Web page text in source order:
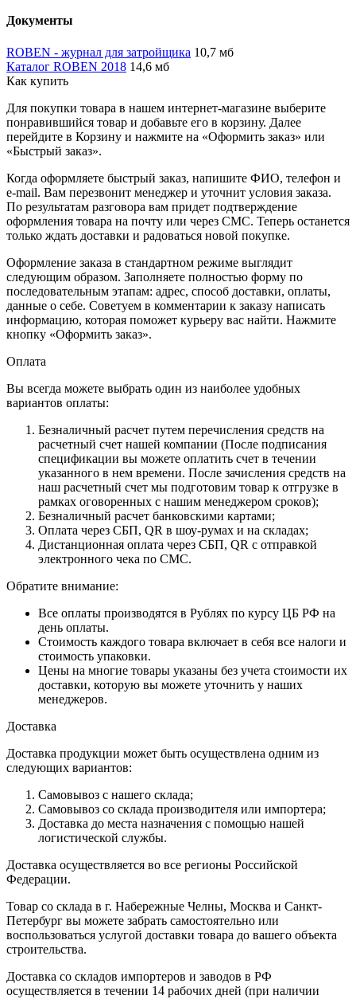
Документы
ROBEN - журнал для затройщика 10,7 мб
Каталог ROBEN 2018 14,6 мб
Как купить
Для покупки товара в нашем интернет-магазине выберите
понравившийся товар и добавьте его в корзину. Далее
перейдите в Корзину и нажмите на «Оформить заказ» или
«Быстрый заказ».
Когда оформляете быстрый заказ, напишите ФИО, телефон и
e-mail. Вам перезвонит менеджер и уточнит условия заказа.
По результатам разговора вам придет подтверждение
оформления товара на почту или через СМС. Теперь останется
только ждать доставки и радоваться новой покупке.
Оформление заказа в стандартном режиме выглядит
следующим образом. Заполняете полностью форму по
последовательным этапам: адрес, способ доставки, оплаты,
данные о себе. Советуем в комментарии к заказу написать
информацию, которая поможет курьеру вас найти. Нажмите
кнопку «Оформить заказ».
Оплата
Вы всегда можете выбрать один из наиболее удобных
вариантов оплаты:
Безналичный расчет путем перечисления средств на
расчетный счет нашей компании (После подписания
спецификации вы можете оплатить счет в течении
указанного в нем времени. После зачисления средств на
наш расчетный счет мы подготовим товар к отгрузке в
рамках оговоренных с нашим менеджером сроков);
Безналичный расчет банковскими картами;
Оплата через СБП, QR в шоу-румах и на складах;
Дистанционная оплата через СБП, QR с отправкой
электронного чека по СМС.
Обратите внимание:
Все оплаты производятся в Рублях по курсу ЦБ РФ на
день оплаты.
Стоимость каждого товара включает в себя все налоги и
стоимость упаковки.
Цены на многие товары указаны без учета стоимости их
доставки, которую вы можете уточнить у наших
менеджеров.
Доставка
Доставка продукции может быть осуществлена одним из
следующих вариантов:
Самовывоз с нашего склада;
Самовывоз со склада производителя или импортера;
Доставка до места назначения с помощью нашей
логистической службы.
Доставка осуществляется во все регионы Российской
Федерации.
Товар со склада в г. Набережные Челны, Москва и Санкт-
Петербург вы можете забрать самостоятельно или
воспользоваться услугой доставки товара до вашего объекта
строительства.
Доставка со складов импортеров и заводов в РФ
осуществляется в течении 14 рабочих дней (при наличии